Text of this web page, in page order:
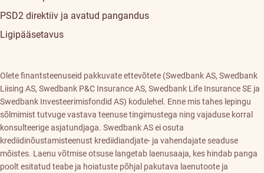
PSD2 direktiiv ja avatud pangandus
Ligipääsetavus
Olete finantsteenuseid pakkuvate ettevõtete (Swedbank AS, Swedbank
Liising AS, Swedbank P&C Insurance AS, Swedbank Life Insurance SE ja
Swedbank Investeerimisfondid AS) kodulehel. Enne mis tahes lepingu
sõlmimist tutvuge vastava teenuse tingimustega ning vajaduse korral
konsulteerige asjatundjaga. Swedbank AS ei osuta
krediidinõustamisteenust krediidiandjate- ja vahendajate seaduse
mõistes. Laenu võtmise otsuse langetab laenusaaja, kes hindab panga
poolt esitatud teabe ja hoiatuste põhjal pakutava laenutoote ja